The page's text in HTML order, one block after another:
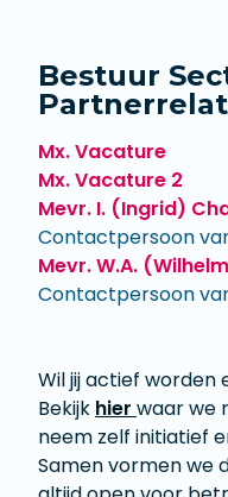
Bestuur
Mx. Vacature
Mx. Vacature 2
Mevr. I. (Ingrid)
Contactpersoon
Mevr. W.A.
Contactpersoon
​​​​​​​Wil jij actief worden
Bekijk hier waar we
neem zelf initiatief
Samen vormen we